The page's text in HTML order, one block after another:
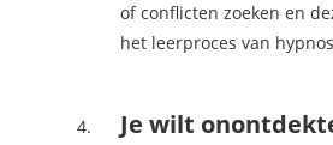
of conflicten zoeken en
het leerproces van
Je wilt